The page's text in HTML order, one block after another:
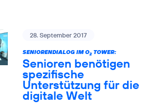
28. September 2017
SENIORENDIALOG IM O2TOWER:
Senioren benötigen
spezifische
Unterstützung für die
digitale Welt